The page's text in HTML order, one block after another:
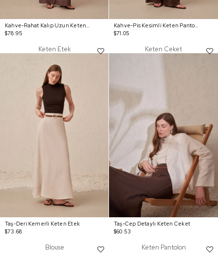
Kahve-Rahat Kalıp Uzun Keten Gömlek
$78.95
Kahve-Pis Kesimli Keten Pantolon
$71.05
Keten Etek
Taş-Deri Kemerli Keten Etek
$73.68
Keten Ceket
Taş-Cep Detaylı Keten Ceket
$60.53
Blouse Keten Pantolon